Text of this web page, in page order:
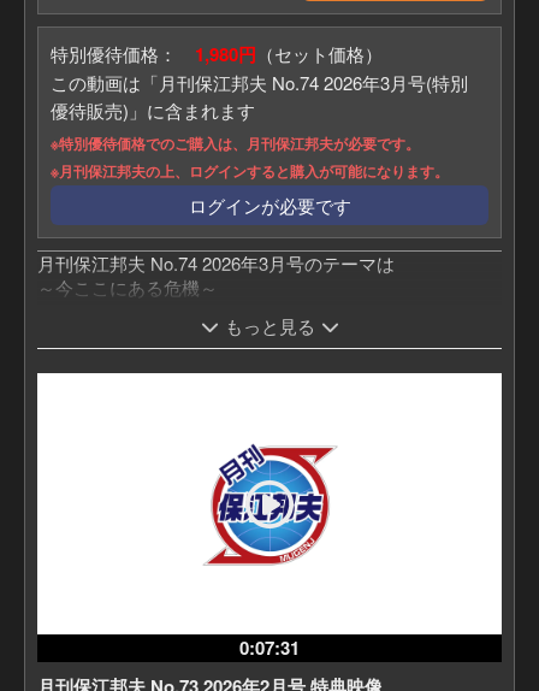
特別優待価格： 1,980円 （セット価格）
この動画は「月刊保江邦夫 No.74 2026年3月号(特別
優待販売)」に含まれます
※特別優待価格でのご購入は、月刊保江邦夫が必要です。
※月刊保江邦夫の上、ログインすると購入が可能になります。
ログインが必要です
月刊保江邦夫 No.74 2026年3月号のテーマは
～今ここにある危機～
もっと見る
0:07:31